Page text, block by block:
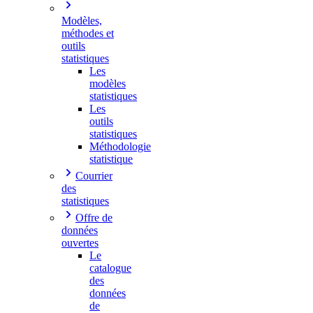
Modèles,
méthodes et
outils
statistiques
Les
modèles
statistiques
Les
outils
statistiques
Méthodologie
statistique
Courrier
des
statistiques
Offre de
données
ouvertes
Le
catalogue
des
données
de